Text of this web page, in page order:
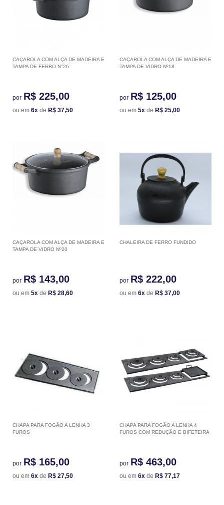
CAÇAROLA COM ALÇA DE MADEIRA E
TAMPA DE FERRO N°26
por R$ 225,00
ou em 6x de R$ 37,50
CAÇAROLA COM ALÇA DE MADEIRA E
TAMPA DE VIDRO Nº18
por R$ 125,00
ou em 5x de R$ 25,00
CAÇAROLA COM ALÇA DE MADEIRA E
TAMPA DE VIDRO Nº20
por R$ 143,00
ou em 5x de R$ 28,60
CHALEIRA DE FERRO FUNDIDO
por R$ 222,00
ou em 6x de R$ 37,00
CHAPA PARA FOGÃO A LENHA 3
FUROS
por R$ 165,00
ou em 6x de R$ 27,50
CHAPA PARA FOGÃO A LENHA 4
FUROS COM REDUÇÃO E BIFETEIRA
por R$ 463,00
ou em 6x de R$ 77,17